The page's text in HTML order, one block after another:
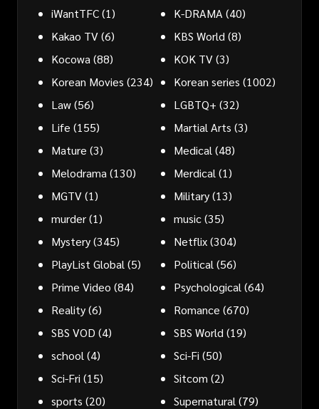
iWantTFC(1) K-DRAMA (40)
Kakao TV(6) KBS World (8)
Kocowa (88) KOK TV(3)
Korean Movies (234) Korean series (1002)
Law(56) LGBTQ+ (32)
Life (155) Martial Arts (3)
Mature (3) Medical (48)
Melodrama (130) Merdical (1)
MGTV(1) Military(13)
murder(1) music(35)
Mystery(345) Netflix(304)
PlayList Global (5) Political (56)
Prime Video (84) Psychological (64)
Reality(6) Romance (670)
SBS VOD (4) SBS World (19)
school (4) Sci-Fi (50)
Sci-Fri (15) Sitcom (2)
sports (20) Supernatural (79)